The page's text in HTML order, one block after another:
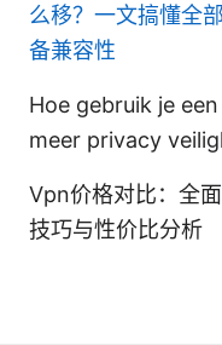
么移？一文搞懂全
备兼容性
Hoe gebruik je
meer privacy
Vpn价格对比：全
技巧与性价比分析